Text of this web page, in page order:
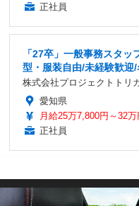
正社員
「27卒」一般事務スタ
型・服装自由/未経験歓迎
株式会社プロジェクトトリ
愛知県
月給25万7,800円～32万
正社員